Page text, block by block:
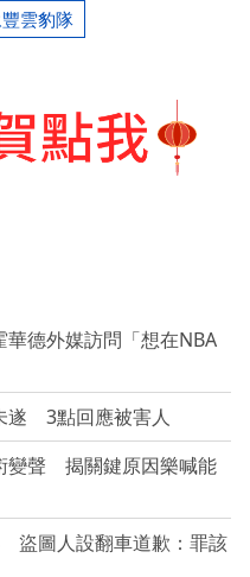
雲豹隊
德外媒訪問「想在NBA
遂 3點回應被害人
變聲 揭關鍵原因樂喊能
盜圖人設翻車道歉：罪該